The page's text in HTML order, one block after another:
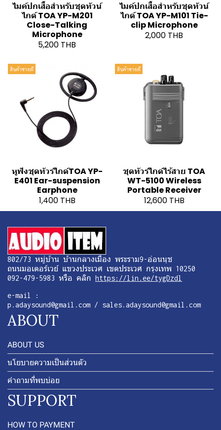
ไมค์ปกเสื้อสำหรับชุดทัวน์
ไกด์ TOA YP-M201
Close-Talking
Microphone
5,200 THB
ไมค์ปกเสื้อสำหรับชุดทัวน์
ไกด์ TOA YP-M101 Tie-
clip Microphone
2,000 THB
สินค้าขายดี
หูฟังชุดทัวร์ไกด์TOA YP-
E401 Ear-suspension
Earphone
1,400 THB
สินค้าขายดี
ชุดทัวร์ไกด์ไร้สาย TOA
WT-5100 Wireless
Portable Receiver
12,600 THB
802/73 หมู่บ้าน บ้านกลางเมือง พระราม9-อ่อนนุช
ถนนมอเตอร์เวย์ แขวงประเวศ เขตประเวศ กรุงเทพ 10250
092-479-5983 หรือ คลิก https://lin.ee/tygDzdl
e-mail :
p.adaysound@gmail.com / sales.adaysound@gmail.com
ABOUT
ABOUT US
นโยบายความเป็นส่วนตัว
คำถามที่พบบ่อย
SUPPORT
HOW TO PAYMENT